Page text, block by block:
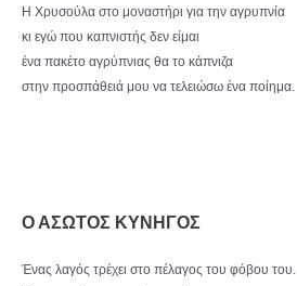
Η Χρυσούλα στο μοναστήρι για την αγρυπνία
κι εγώ που καπνιστής δεν είμαι
ένα πακέτο αγρύπνιας θα το κάπνιζα
στην προσπάθειά μου να τελειώσω ένα ποίημα.
Ο ΑΣΩΤΟΣ ΚΥΝΗΓΟΣ
Ένας λαγός τρέχει στο πέλαγος του φόβου του.